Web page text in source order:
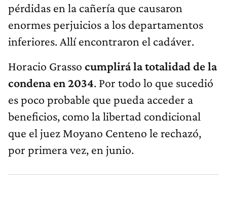
pérdidas en la cañería que causaron
enormes perjuicios a los departamentos
inferiores. Allí encontraron el cadáver.
Horacio Grasso cumplirá la totalidad de la
condena en 2034. Por todo lo que sucedió
es poco probable que pueda acceder a
beneficios, como la libertad condicional
que el juez Moyano Centeno le rechazó,
por primera vez, en junio.